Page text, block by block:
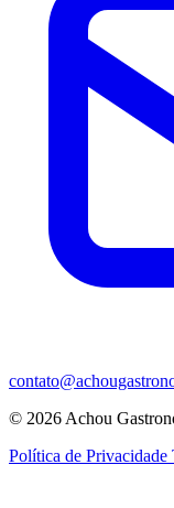
© 2026 Achou
Política de Privacidade